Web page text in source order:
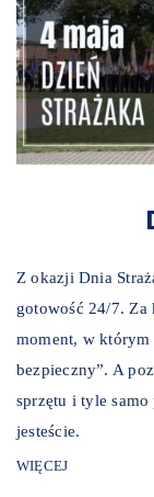
Z okazji Dnia
gotowość 24/7. Za
moment, w którym
bezpieczny”. A
sprzętu i tyle
jesteście.
WIĘCEJ